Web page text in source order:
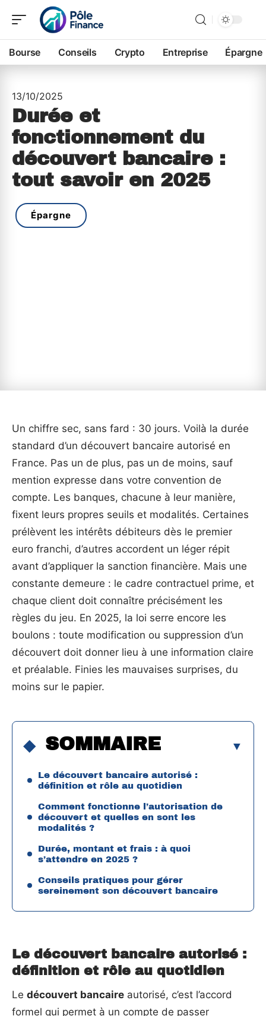
Bourse Conseils Crypto Entreprise Épargne
13/10/2025
Durée et
fonctionnement du
découvert bancaire :
tout savoir en 2025
Épargne
Un chiffre sec, sans fard : 30 jours. Voilà la durée
standard d’un découvert bancaire autorisé en
France. Pas un de plus, pas un de moins, sauf
mention expresse dans votre convention de
compte. Les banques, chacune à leur manière,
fixent leurs propres seuils et modalités. Certaines
prélèvent les intérêts débiteurs dès le premier
euro franchi, d’autres accordent un léger répit
avant d’appliquer la sanction financière. Mais une
constante demeure : le cadre contractuel prime, et
chaque client doit connaître précisément les
règles du jeu. En 2025, la loi serre encore les
boulons : toute modification ou suppression d’un
découvert doit donner lieu à une information claire
et préalable. Finies les mauvaises surprises, du
moins sur le papier.
SOMMAIRE
Le découvert bancaire autorisé :
définition et rôle au quotidien
Comment fonctionne l’autorisation de
découvert et quelles en sont les
modalités ?
Durée, montant et frais : à quoi
s’attendre en 2025 ?
Conseils pratiques pour gérer
sereinement son découvert bancaire
Le découvert bancaire autorisé :
définition et rôle au quotidien
Le découvert bancaire autorisé, c’est l’accord
formel qui permet à un compte de passer